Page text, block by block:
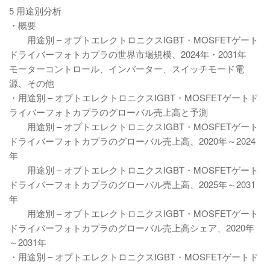
5 用途別分析
・概要
用途別 – オプトエレクトロニクスIGBT・MOSFETゲート
ドライバーフォトカプラの世界市場規模、2024年・2031年
モーターコントロール、インバーター、スイッチモード電
源、その他
・用途別 – オプトエレクトロニクスIGBT・MOSFETゲートド
ライバーフォトカプラのグローバル売上高と予測
用途別 – オプトエレクトロニクスIGBT・MOSFETゲート
ドライバーフォトカプラのグローバル売上高、2020年～2024
年
用途別 – オプトエレクトロニクスIGBT・MOSFETゲート
ドライバーフォトカプラのグローバル売上高、2025年～2031
年
用途別 – オプトエレクトロニクスIGBT・MOSFETゲート
ドライバーフォトカプラのグローバル売上高シェア、2020年
～2031年
・用途別 – オプトエレクトロニクスIGBT・MOSFETゲートド